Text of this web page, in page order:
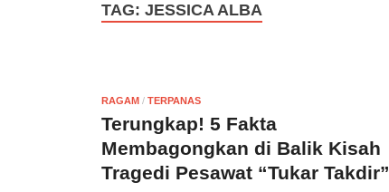
TAG: JESSICA ALBA
RAGAM / TERPANAS
Terungkap! 5 Fakta
Membagongkan di Balik Kisah
Tragedi Pesawat “Tukar Takdir”